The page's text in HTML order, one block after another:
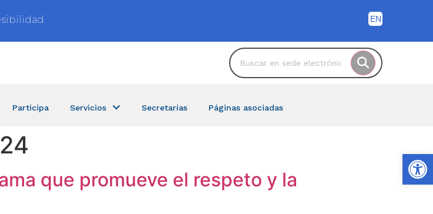
Participa Servicios Secretarías Páginas asociadas
que promueve el respeto y la